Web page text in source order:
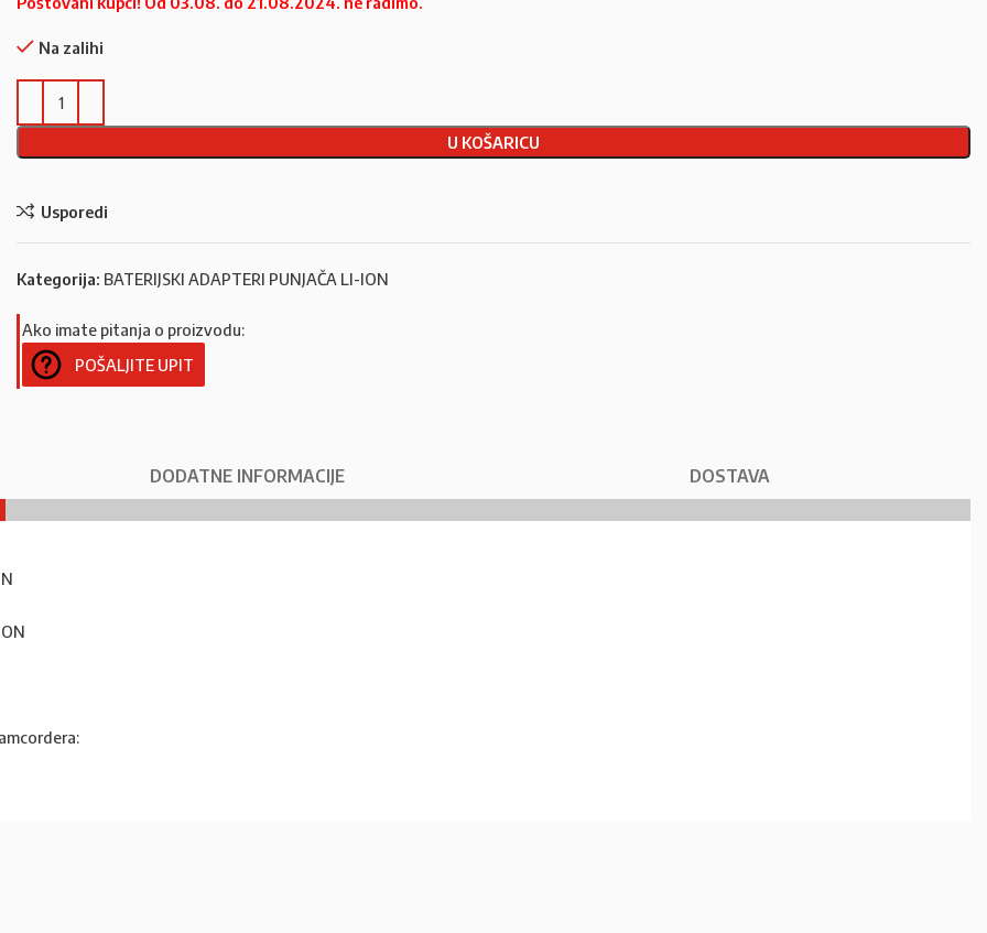
Na zalihi
U KOŠARICU
Usporedi
Kategorija: BATERIJSKI ADAPTERI PUNJAČA LI-ION
Ako imate pitanja o proizvodu:
POŠALJITE UPIT
DODATNE INFORMACIJE DOSTAVA